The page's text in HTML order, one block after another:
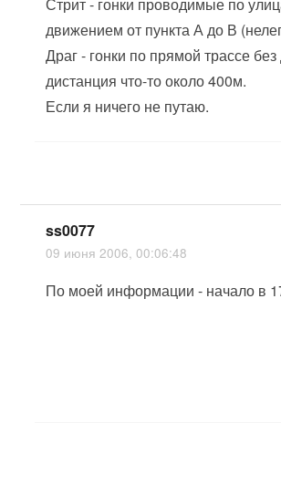
движением от пункта А до В
Драг - гонки по прямой трассе
дистанция что-то около 400м.
Если я ничего не путаю.
ss0077
09 июня 2006, 00:06:48
По моей информации - начало в